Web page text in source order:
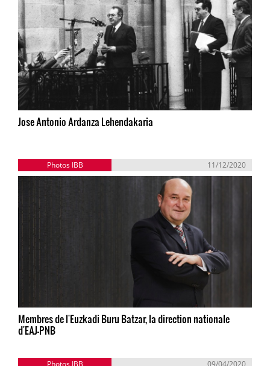
Jose Antonio Ardanza Lehendakaria
Photos IBB 11/12/2020
Membres de l'Euzkadi Buru Batzar, la direction nationale
d'EAJ-PNB
Photos IBB 09/04/2020